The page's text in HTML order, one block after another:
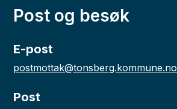
Post og besøk
E-post
postmottak@tonsberg.kommune.no
Post